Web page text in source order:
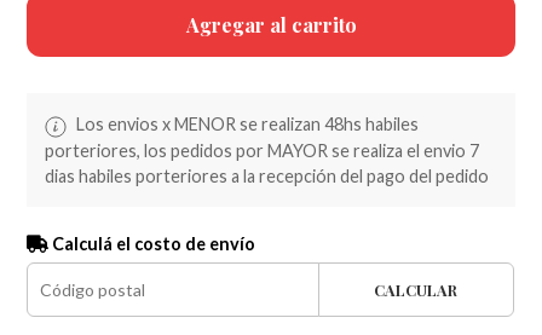
Agregar al carrito
Los envios x MENOR se realizan 48hs habiles
porteriores, los pedidos por MAYOR se realiza el envio 7
dias habiles porteriores a la recepción del pago del pedido
Calculá el costo de envío
CALCULAR